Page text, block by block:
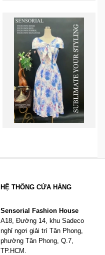
HỆ THỐNG CỬA HÀNG
Sensorial Fashion House
A18, Đường 14, khu Sadeco
nghỉ ngơi giải trí Tân Phong,
phường Tân Phong, Q.7,
TP.HCM.